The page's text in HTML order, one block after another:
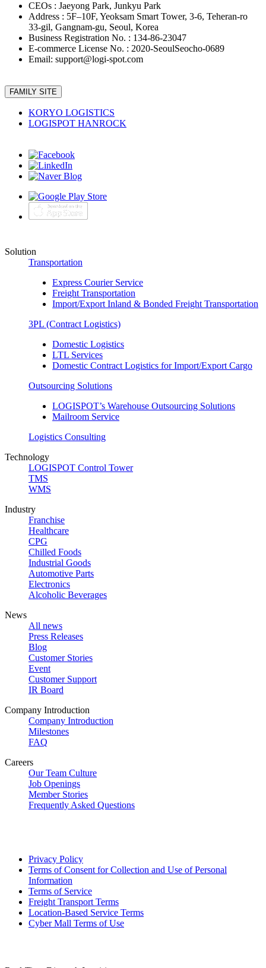
CEOs : Jaeyong Park, Junkyu Park
Address : 5F–10F, Yeoksam Smart Tower, 3-6, Teheran-ro
33-gil, Gangnam-gu, Seoul, Korea
Business Registration No. : 134-86-23047
E-commerce License No. : 2020-SeoulSeocho-0689
Email: support@logi-spot.com
FAMILY SITE
KORYO LOGISTICS
LOGISPOT HANROCK
Solution
Transportation
Express Courier Service
Freight Transportation
Import/Export Inland & Bonded Freight Transportation
3PL (Contract Logistics)
Domestic Logistics
LTL Services
Domestic Contract Logistics for Import/Export Cargo
Outsourcing Solutions
LOGISPOT’s Warehouse Outsourcing Solutions
Mailroom Service
Logistics Consulting
Technology
LOGISPOT Control Tower
TMS
WMS
Industry
Franchise
Healthcare
CPG
Chilled Foods
Industrial Goods
Automotive Parts
Electronics
Alcoholic Beverages
News
All news
Press Releases
Blog
Customer Stories
Event
Customer Support
IR Board
Company Introduction
Company Introduction
Milestones
FAQ
Careers
Our Team Culture
Job Openings
Member Stories
Frequently Asked Questions
Privacy Policy
Terms of Consent for Collection and Use of Personal
Information
Terms of Service
Freight Transport Terms
Location-Based Service Terms
Cyber Mall Terms of Use